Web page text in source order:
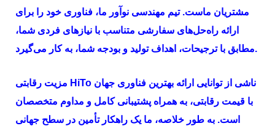
مشتریان ماست. تیم مهندسی نوآور ما، فناوری خود را برای
ارائه راه‌حل‌های سفارشی متناسب با نیازهای فردی شما،
مطابق با ترجیحات، اهداف تولید و بودجه شما، به کار می‌گیرد.
مزیت رقابتی HiTo ناشی از توانایی ارائه بهترین فناوری جهان
با قیمت رقابتی، به همراه پشتیبانی کامل و مداوم متخصصان
است. به طور خلاصه، ما یک راهکار تأمین در سطح جهانی